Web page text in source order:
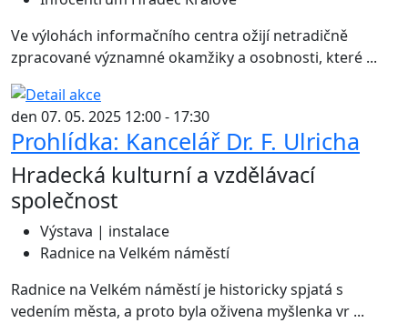
Ve výlohách informačního centra ožijí netradičně
zpracované významné okamžiky a osobnosti, které ...
den 07. 05. 2025 12:00 - 17:30
Prohlídka: Kancelář Dr. F. Ulricha
Hradecká kulturní a vzdělávací
společnost
Výstava | instalace
Radnice na Velkém náměstí
Radnice na Velkém náměstí je historicky spjatá s
vedením města, a proto byla oživena myšlenka vr ...